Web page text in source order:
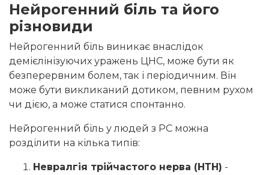
Нейрогенний біль та його
різновиди
Нейрогенний біль виникає внаслідок
демієлінізуючих уражень ЦНС, може бути як
безперервним болем, так і періодичним. Він
може бути викликаний дотиком, певним рухом
чи дією, а може статися спонтанно.
Нейрогенний біль у людей з РС можна
розділити на кілька типів:
Невралгія трійчастого нерва (НТН) -